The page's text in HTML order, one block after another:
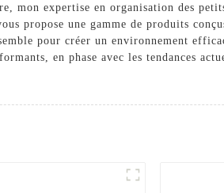
mon expertise en organisation des
propose une gamme de produits
pour créer un environnement
en phase avec les tendances